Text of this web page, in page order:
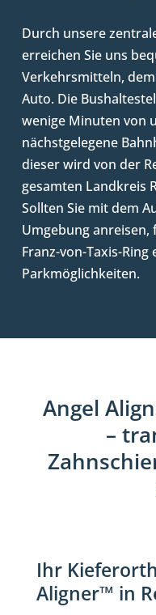
Durch unsere
erreichen Sie uns
Verkehrsmitteln,
Auto. Die
wenige Minuten von
nächstgelegene
dieser wird von der
gesamten Landkreis
Sollten Sie mit dem
Umgebung anreisen,
Franz-von-Taxis-
Parkmöglichkeiten.
Angel
–
Ihr
Aligner™ in